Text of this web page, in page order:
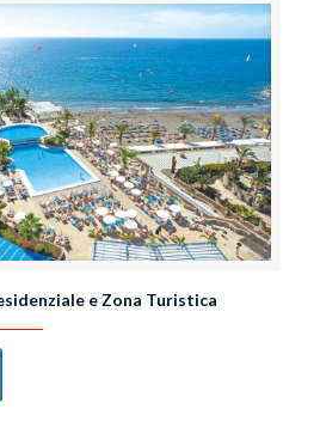
e Zona Turistica